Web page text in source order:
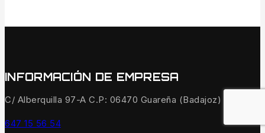
INFORMACIÓN DE EMPRESA
C/ Alberquilla 97-A C.P: 06470 Guareña (Badajoz)
647 15 56 54